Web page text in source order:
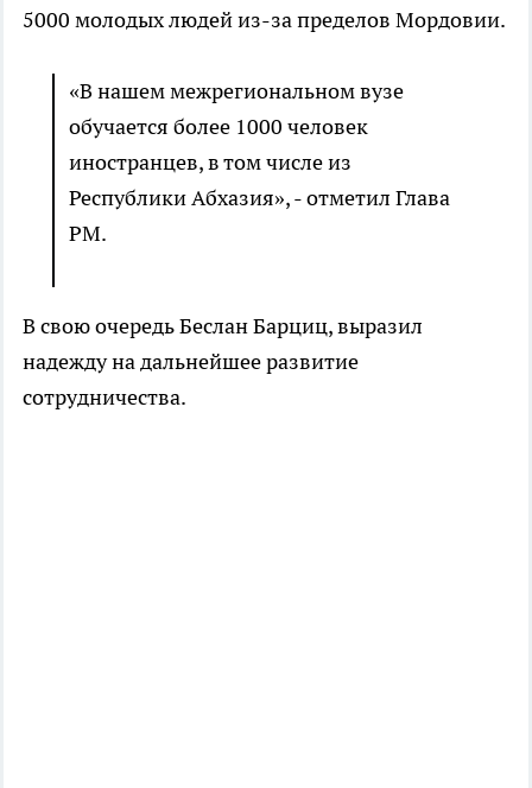
5000 молодых людей из-за пределов Мордовии.
«В нашем межрегиональном вузе
обучается более 1000 человек
иностранцев, в том числе из
Республики Абхазия», - отметил Глава
РМ.
В свою очередь Беслан Барциц, выразил
надежду на дальнейшее развитие
сотрудничества.